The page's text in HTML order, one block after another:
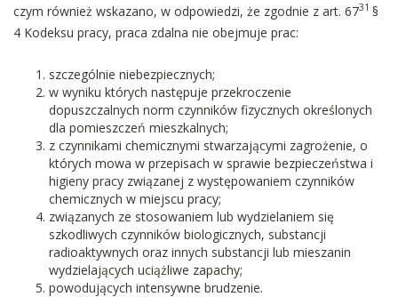
czym również wskazano, w odpowiedzi, że zgodnie z art. 6731 §
4 Kodeksu pracy, praca zdalna nie obejmuje prac:
szczególnie niebezpiecznych;
w wyniku których następuje przekroczenie
dopuszczalnych norm czynników fizycznych określonych
dla pomieszczeń mieszkalnych;
z czynnikami chemicznymi stwarzającymi zagrożenie, o
których mowa w przepisach w sprawie bezpieczeństwa i
higieny pracy związanej z występowaniem czynników
chemicznych w miejscu pracy;
związanych ze stosowaniem lub wydzielaniem się
szkodliwych czynników biologicznych, substancji
radioaktywnych oraz innych substancji lub mieszanin
wydzielających uciążliwe zapachy;
powodujących intensywne brudzenie.